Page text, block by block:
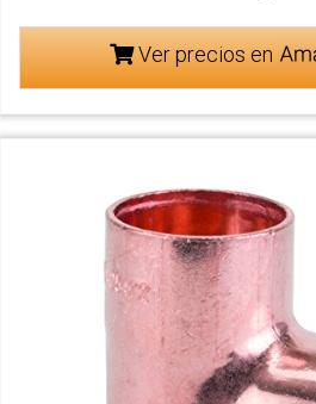
Ver precios en